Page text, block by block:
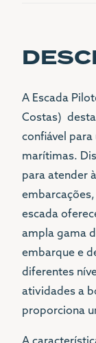
A Escada
Costas)
confiável
marítimas.
para atender
escada
ampla gama
embarque e
diferentes
atividades a
proporciona